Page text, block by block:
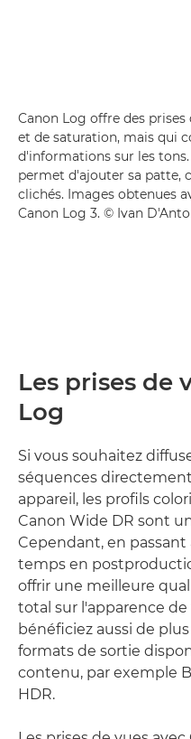
Canon Log offre des
et de saturation, mais qui
d'informations sur les
permet d'ajouter sa patte,
clichés. Images obtenues
Canon Log 3. © Ivan
Les prises de
Log
Si vous souhaitez
séquences
appareil, les profils
Canon Wide DR sont
Cependant, en
temps en
offrir une meilleure
total sur l'apparence de
bénéficiez aussi de
formats de sortie
contenu, par exemple
HDR.